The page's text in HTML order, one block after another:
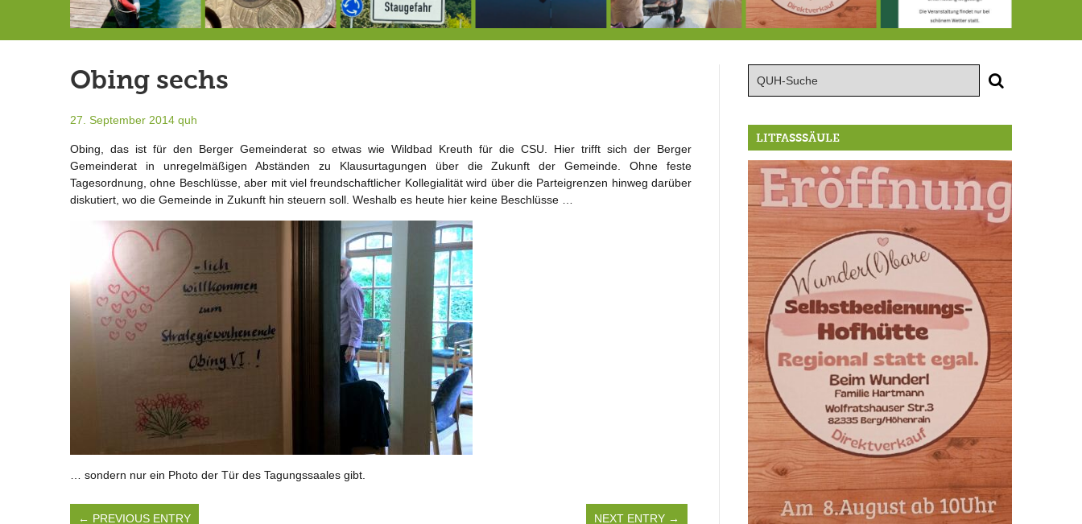
Obing sechs
27. September 2014 quh
Obing, das ist für den Berger Gemeinderat so etwas wie Wildbad Kreuth für die CSU. Hier trifft sich der Berger
Gemeinderat in unregelmäßigen Abständen zu Klausurtagungen über die Zukunft der Gemeinde. Ohne feste
Tagesordnung, ohne Beschlüsse, aber mit viel freundschaftlicher Kollegialität wird über die Parteigrenzen hinweg darüber
diskutiert, wo die Gemeinde in Zukunft hin steuern soll. Weshalb es heute hier keine Beschlüsse …
… sondern nur ein Photo der Tür des Tagungssaales gibt.
← PREVIOUS ENTRY NEXT ENTRY →
LITFASSSÄULE